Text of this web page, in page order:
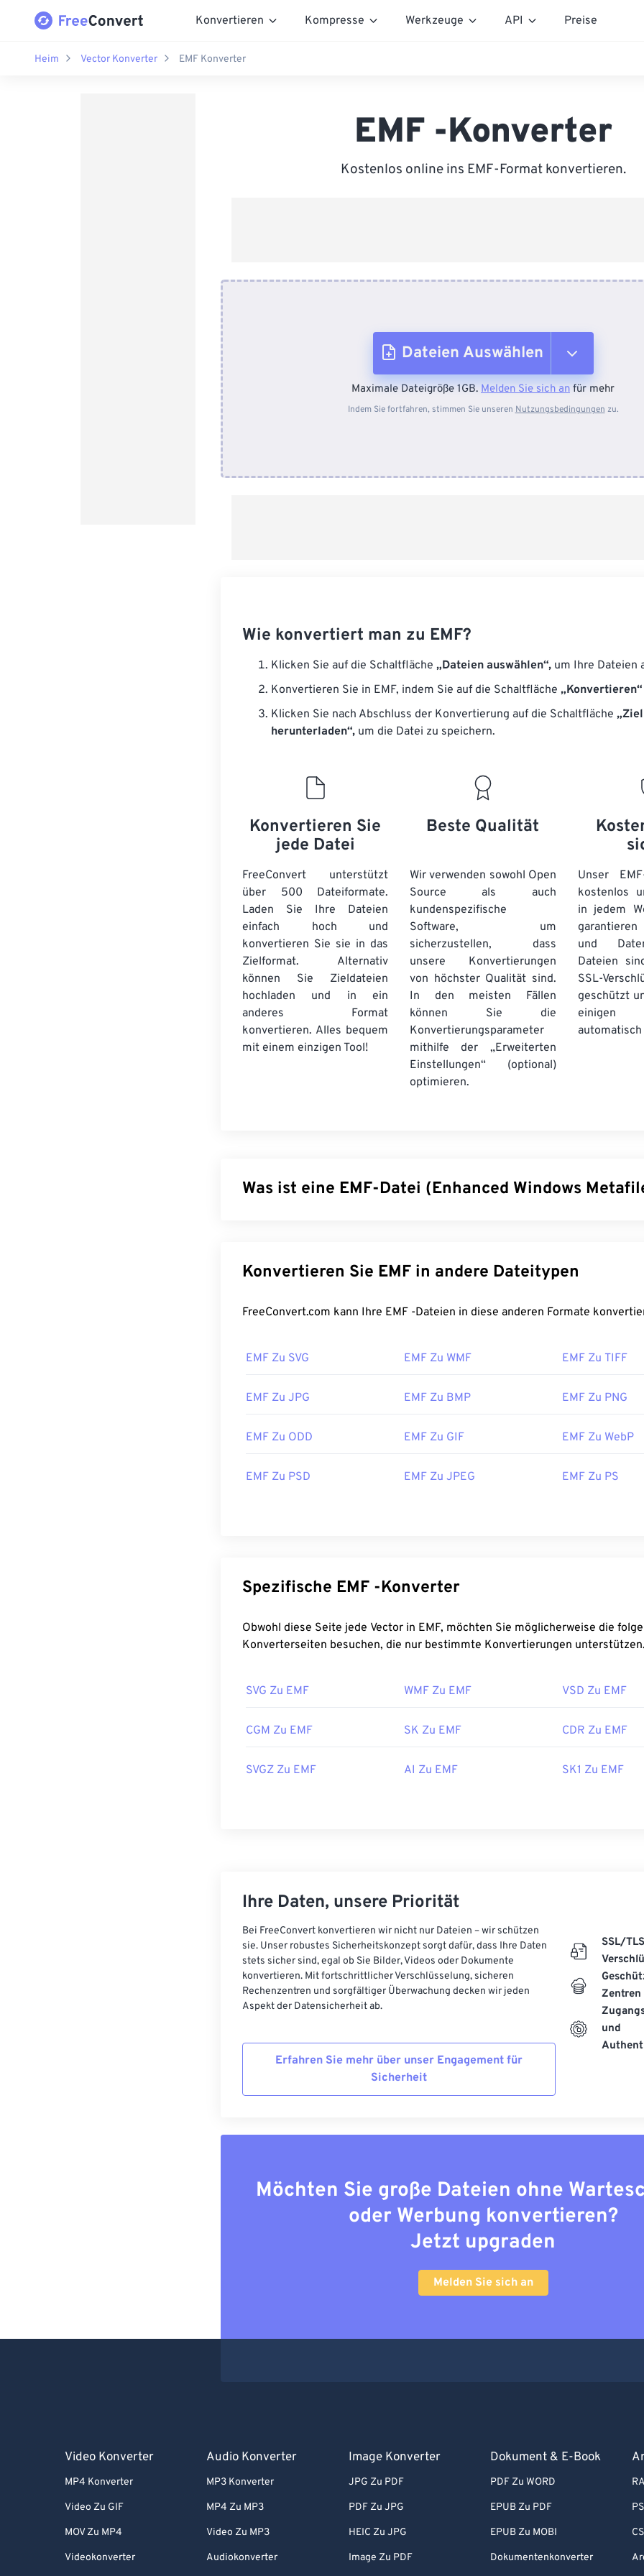
Konvertieren Kompresse Werkzeuge API Preise
Heim Vector Konverter EMF Konverter
EMF -Konverter
Kostenlos online ins EMF-Format konvertieren.
Dateien Auswählen
Vom Gerät
Maximale Dateigröße 1GB. Melden Sie sich an für mehr
Indem Sie fortfahren, stimmen Sie unseren Nutzungsbedingungen zu.
Wie konvertiert man zu EMF?
Klicken Sie auf die Schaltfläche „Dateien auswählen“, um Ihre Dateien
Konvertieren Sie in EMF, indem Sie auf die Schaltfläche „Konvertieren“
Klicken Sie nach Abschluss der Konvertierung auf die Schaltfläche „Ziel
herunterladen“, um die Datei zu speichern.
Konvertieren Sie
jede Datei
FreeConvert unterstützt
über 500 Dateiformate.
Laden Sie Ihre Dateien
einfach hoch und
konvertieren Sie sie in das
Zielformat. Alternativ
können Sie Zieldateien
hochladen und in ein
anderes Format
konvertieren. Alles bequem
mit einem einzigen Tool!
Beste Qualität
Wir verwenden sowohl Open
Source als auch
kundenspezifische
Software, um
sicherzustellen, dass
unsere Konvertierungen
von höchster Qualität sind.
In den meisten Fällen
können Sie die
Konvertierungsparameter
mithilfe der „Erweiterten
Einstellungen“ (optional)
optimieren.
Unser
kostenlos
in jedem
garantieren
und
Dateien
SSL-
geschützt
Was ist eine EMF-Datei (Enhanced Windows
Pixel ermöglicht wird, und Geräteunabhängigkeit stellt EMF eine
Dateiformats von WMF dar.
Wie öffnet man eine EMF-Datei?
funktioniert. Unter Microsoft Windows (Windows) ist
CorelDraw Graphics Suite
Adobe Illustrator
ist ein weiteres großartiges Programm zum Öffnen von
Zu den alternativen Viewern, die Sie ausprobieren können, gehören
Entwickelt von:
Konvertieren Sie EMF in andere Dateitypen
FreeConvert.com kann Ihre EMF -Dateien in diese anderen Formate
EMF Zu SVG EMF Zu WMF EMF Zu TIFF
EMF Zu JPG EMF Zu BMP EMF Zu PNG
EMF Zu ODD EMF Zu GIF EMF Zu WebP
EMF Zu PSD EMF Zu JPEG EMF Zu PS
Spezifische EMF -Konverter
Obwohl diese Seite jede Vector in EMF, möchten Sie möglicherweise die folgenden
Konverterseiten besuchen, die nur bestimmte Konvertierungen
SVG Zu EMF WMF Zu EMF VSD Zu EMF
CGM Zu EMF SK Zu EMF CDR Zu EMF
SVGZ Zu EMF AI Zu EMF SK1 Zu EMF
Ihre Daten, unsere Priorität
Bei FreeConvert konvertieren wir nicht nur Dateien – wir schützen
sie. Unser robustes Sicherheitskonzept sorgt dafür, dass Ihre Daten
stets sicher sind, egal ob Sie Bilder, Videos oder Dokumente
konvertieren. Mit fortschrittlicher Verschlüsselung, sicheren
Rechenzentren und sorgfältiger Überwachung decken wir jeden
Aspekt der Datensicherheit ab.
Erfahren Sie mehr über unser Engagement für
Sicherheit
SSL/TLS
Zentren
und
Möchten Sie große Dateien ohne
oder Werbung konvertieren?
Jetzt upgraden
Melden Sie sich an
Video Konverter
MP4 Konverter
Video Zu GIF
MOV Zu MP4
Videokonverter
Audio Konverter
MP3 Konverter
MP4 Zu MP3
Video Zu MP3
Audiokonverter
Image Konverter
JPG Zu PDF
PDF Zu JPG
HEIC Zu JPG
Image Zu PDF
Dokument & E-Book
PDF Zu WORD
EPUB Zu PDF
EPUB Zu MOBI
Dokumentenkonverter